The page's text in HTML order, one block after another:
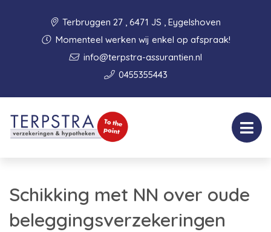
Terbruggen 27 , 6471 JS , Eygelshoven
Momenteel werken wij enkel op afspraak!
info@terpstra-assurantien.nl
0455355443
Schikking met NN over oude
beleggingsverzekeringen